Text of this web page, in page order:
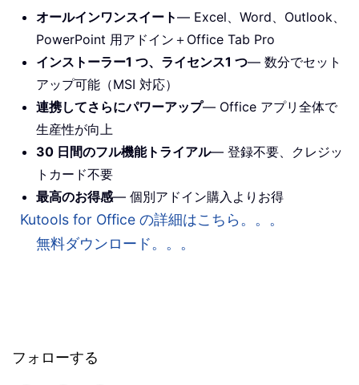
オールインワンスイート— Excel、Word、Outlook、
PowerPoint 用アドイン＋Office Tab Pro
インストーラー1 つ、ライセンス1 つ— 数分でセット
アップ可能（MSI 対応）
連携してさらにパワーアップ— Office アプリ全体で
生産性が向上
30 日間のフル機能トライアル— 登録不要、クレジッ
トカード不要
最高のお得感— 個別アドイン購入よりお得
Kutools for Office の詳細はこちら。。。
無料ダウンロード。。。
フォローする